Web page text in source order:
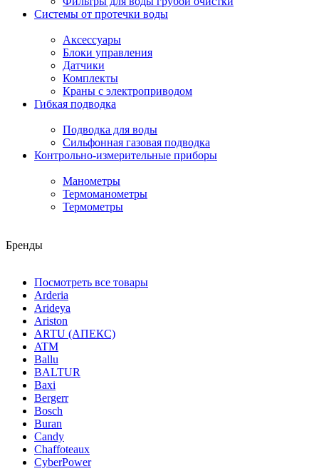
Системы от протечки воды
Аксессуары
Блоки управления
Датчики
Комплекты
Краны с электроприводом
Гибкая подводка
Подводка для воды
Сильфонная газовая подводка
Контрольно-измерительные приборы
Манометры
Термоманометры
Термометры
Бренды
Посмотреть все товары
Arderia
Arideya
Ariston
ARTU (АПЕКС)
ATM
Ballu
BALTUR
Baxi
Bergerr
Bosch
Buran
Candy
Chaffoteaux
CyberPower